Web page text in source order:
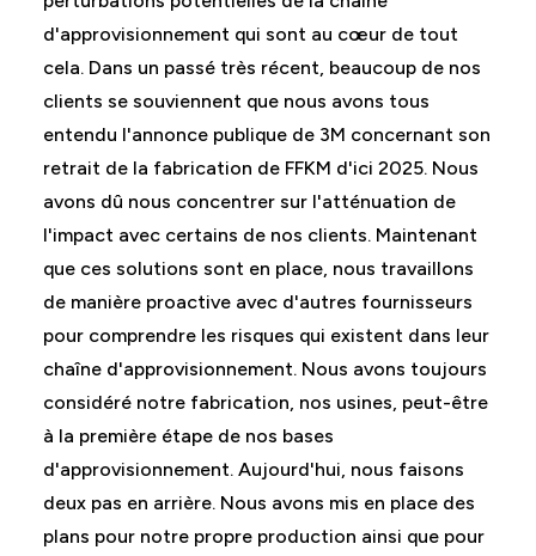
d'approvisionnement qui sont au cœur de tout
cela. Dans un passé très récent, beaucoup de nos
clients se souviennent que nous avons tous
entendu l'annonce publique de 3M concernant son
retrait de la fabrication de FFKM d'ici 2025. Nous
avons dû nous concentrer sur l'atténuation de
l'impact avec certains de nos clients. Maintenant
que ces solutions sont en place, nous travaillons
de manière proactive avec d'autres fournisseurs
pour comprendre les risques qui existent dans leur
chaîne d'approvisionnement. Nous avons toujours
considéré notre fabrication, nos usines, peut-être
à la première étape de nos bases
d'approvisionnement. Aujourd'hui, nous faisons
deux pas en arrière. Nous avons mis en place des
plans pour notre propre production ainsi que pour